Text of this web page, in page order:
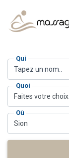
Qui
Quoi
Faites votre choix..
Où
Sion